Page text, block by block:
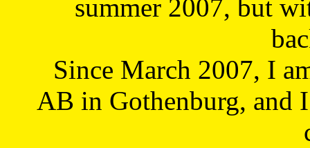
summer 2007, but
Since March 2007, I
AB in Gothenburg, and